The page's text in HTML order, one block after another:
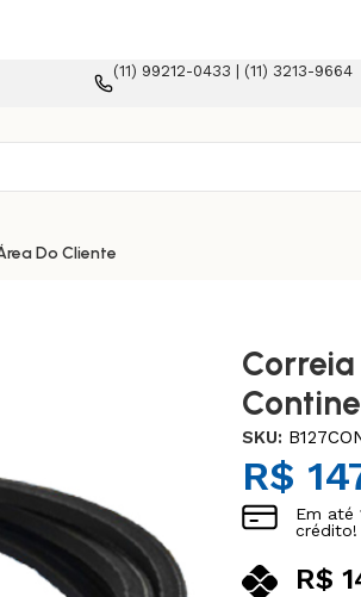
(11) 99212-0433 | (11) 3213-9664
Do Cliente
SKU:
R$
Em até
crédito!
R$